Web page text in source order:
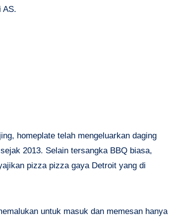
AS.
homeplate telah mengeluarkan daging
2013. Selain tersangka BBQ biasa,
pizza pizza gaya Detroit yang di
untuk masuk dan memesan hanya